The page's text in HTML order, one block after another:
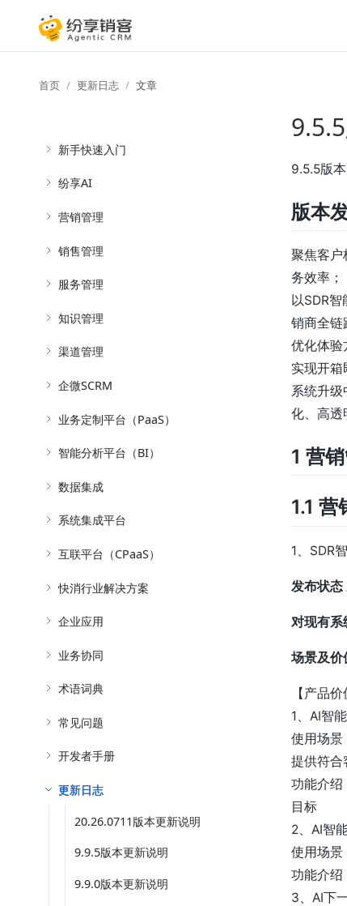
首页 更新日志 文章
新手快速入门
纷享AI
营销管理
销售管理
服务管理
知识管理
渠道管理
企微SCRM
业务定制平台（PaaS）
智能分析平台（BI）
数据集成
系统集成平台
互联平台（CPaaS）
快消行业解决方案
企业应用
业务协同
术语词典
常见问题
开发者手册
更新日志
20.26.0711版本更新说明
9.9.5版本更新说明
9.9.0版本更新说明
9.5.5版
版本
聚焦客户
务效率；
以SDR
销商全链
优化体验
实现开箱
系统升
化、高透
1 营
1.1 营
1、SDR
发布状态
对现有系
场景及价
【产品
1、AI智
使用场景
提供符合
功能介绍
目标
2、AI智
使用场景
功能介绍
3、AI下